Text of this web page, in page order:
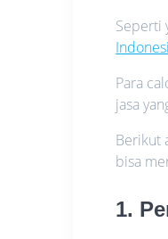
Seperti
Para
jasa
Berikut
bisa
1.